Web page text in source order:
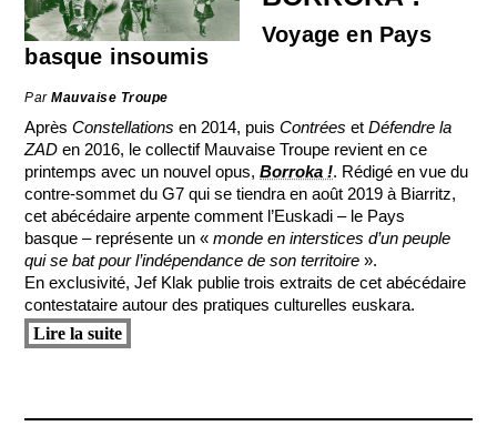
Voyage en Pays
basque insoumis
ParMauvaise Troupe
AprèsConstellations en 2014, puisContrées etDéfendre la
ZAD en 2016, le collectif Mauvaise Troupe revient en ce
printemps avec un nouvel opus,Borroka !. Rédigé en vue du
contre-sommet du G7 qui se tiendra en août 2019 à Biarritz,
cet abécédaire arpente comment l’Euskadi – le Pays
basque – représente un «monde en interstices d’un peuple
qui se bat pour l’indépendance de son territoire ».
En exclusivité, Jef Klak publie trois extraits de cet abécédaire
contestataire autour des pratiques culturelles euskara.
Lire la suite